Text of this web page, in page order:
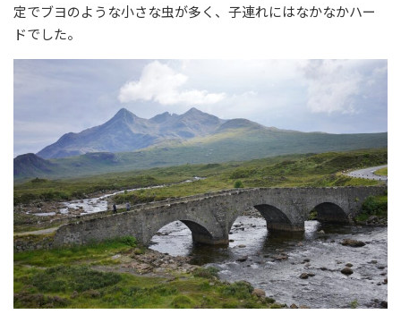
定でブヨのような小さな虫が多く、子連れにはなかなかハー
ドでした。